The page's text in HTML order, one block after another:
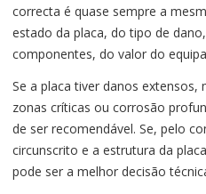
correcta é quase sempre a
estado da placa, do tipo de
componentes, do valor do
Se a placa tiver danos
zonas críticas ou corrosão
de ser recomendável. Se, pelo
circunscrito e a estrutura da
pode ser a melhor decisão